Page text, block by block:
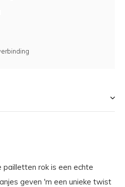
rok is een echte
geven 'm een unieke twist